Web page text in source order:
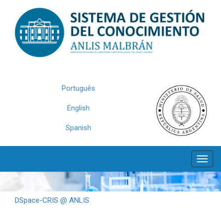
navigation
Português
English
Spanish
DSpace-CRIS @ ANLIS